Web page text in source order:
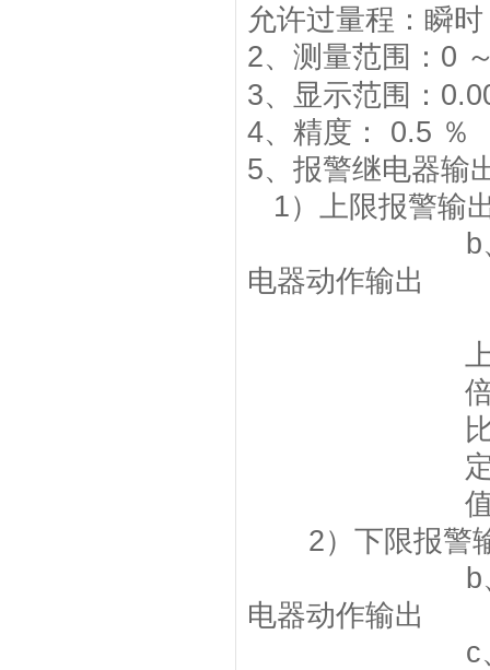
允许过量程：瞬
2、测量范围： 0
3、 显示范围：
4、精度： 0.5 ％
5、报警继电器输
1）上限报警输
b
电器动作输出
2）下限报警
b
电器动作输出
c